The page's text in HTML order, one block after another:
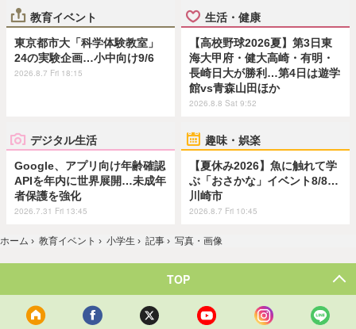
教育イベント
東京都市大「科学体験教室」
24の実験企画…小中向け9/6
2026.8.7 Fri 18:15
生活・健康
【高校野球2026夏】第3日東
海大甲府・健大高崎・有明・
長崎日大が勝利…第4日は遊学
館vs青森山田ほか
2026.8.8 Sat 9:52
デジタル生活
Google、アプリ向け年齢確認
APIを年内に世界展開…未成年
者保護を強化
2026.7.31 Fri 13:45
趣味・娯楽
【夏休み2026】魚に触れて学
ぶ「おさかな」イベント8/8…
川崎市
2026.8.7 Fri 10:45
ホーム › 教育イベント › 小学生 › 記事 › 写真・画像
TOP